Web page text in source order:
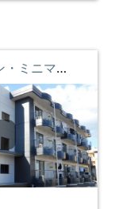
【ティエードSEZON】RCマンション・ミニマリスト ③階 **即入居募集中**